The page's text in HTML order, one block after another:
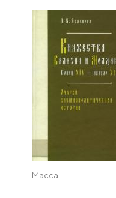
Масса